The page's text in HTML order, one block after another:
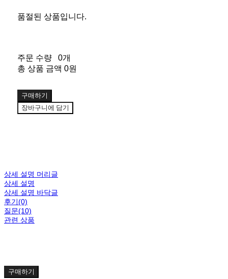
품절된 상품입니다.
주문 수량
0개
총 상품 금액 0원
구매하기
장바구니에 담기
상세 설명 머리글
상세 설명
상세 설명 바닥글
후기(0)
질문(10)
관련 상품
구매하기